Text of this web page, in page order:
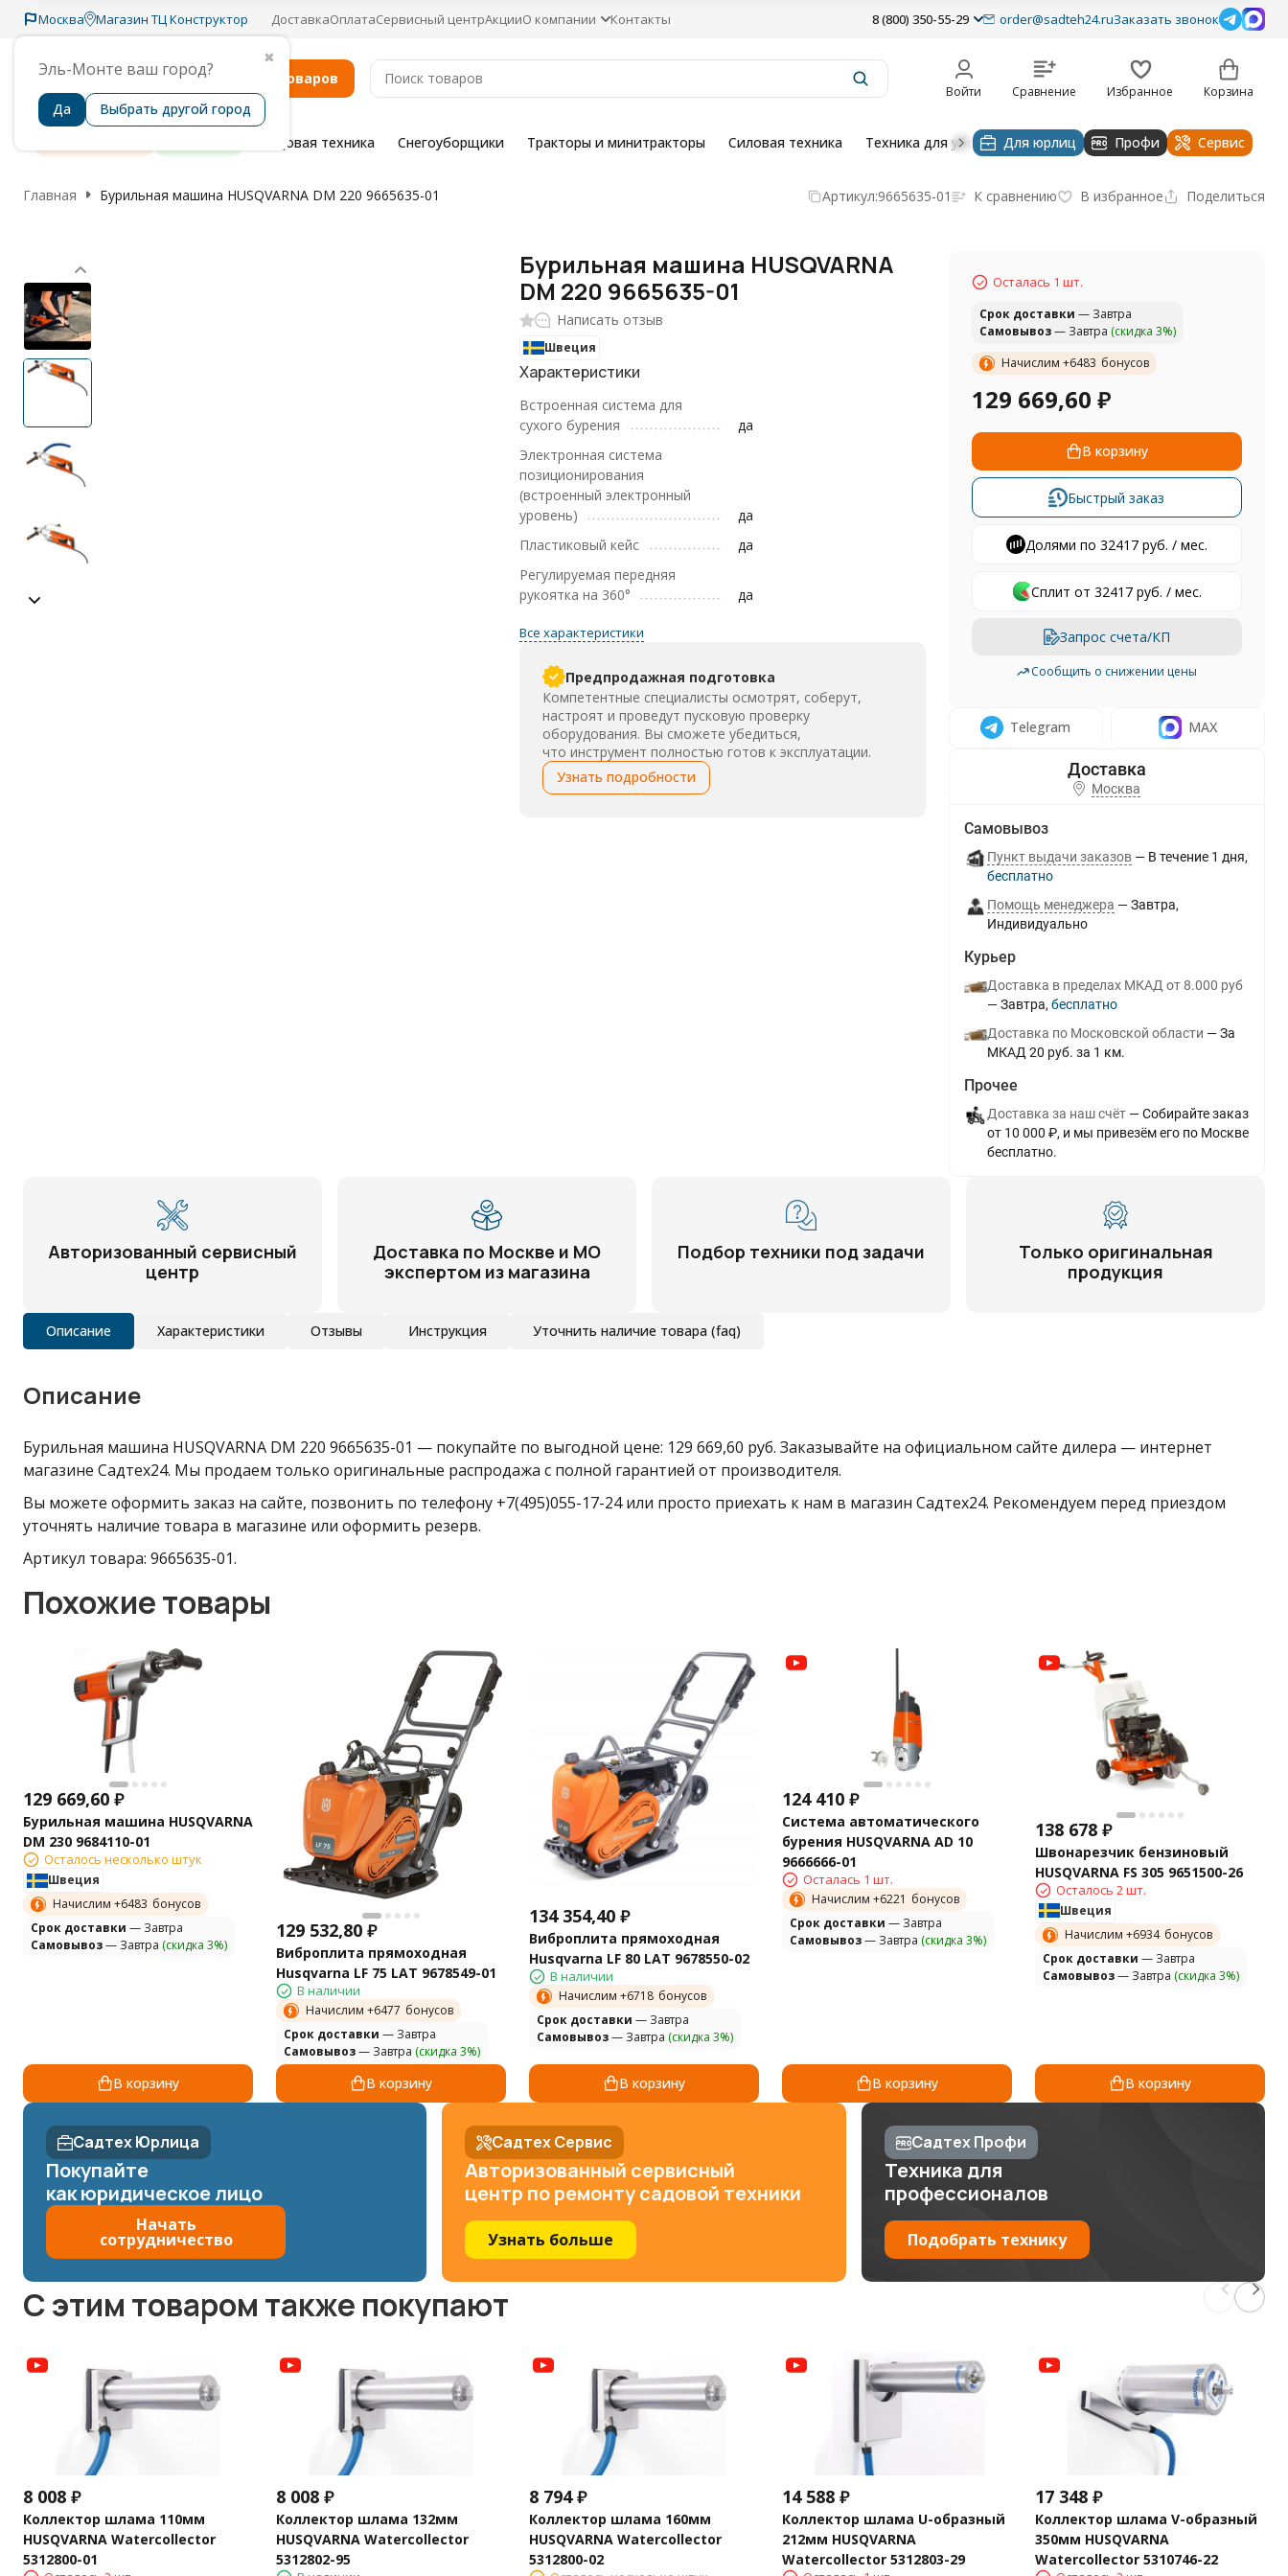
Москва
✖
Эль-Монте ваш город?
Да Выбрать другой город
Магазин ТЦ Конструктор ДоставкаОплатаСервисный центрАкцииО компании Контакты 8 (800) 350-55-29 order@sadteh24.ruЗаказать звонок
Каталог товаров
Войти Сравнение Избранное Корзина
Садовая техника Снегоуборщики Тракторы и минитракторы Силовая техника Техника для уборки Строительная техника
Для юрлиц Профи Сервис
Главная Бурильная машина HUSQVARNA DM 220 9665635-01 Артикул:9665635-01 К сравнению В избранное Поделиться
Бурильная машина HUSQVARNA
DM 220 9665635-01
Написать отзыв
Швеция
Характеристики
Встроенная система для
сухого бурения
да
Электронная система
позиционирования
(встроенный электронный
уровень)
да
Пластиковый кейс
да
Регулируемая передняя
рукоятка на 360°
да
Все характеристики
Предпродажная подготовка
Компетентные специалисты осмотрят, соберут,
настроят и проведут пусковую проверку
оборудования. Вы сможете убедиться,
что инструмент полностью готов к эксплуатации.
Узнать подробности
Осталась 1 шт.
Cрок доставки — Завтра
Самовывоз— Завтра (скидка 3%)
Начислим +6483 бонусов
129 669,60 ₽
В корзину
Быстрый заказ
Долями по 32417 руб. / мес.
Сплит от 32417 руб. / мес.
Запрос счета/КП
Сообщить о снижении цены
Telegram MAX
Москва
Самовывоз
Пункт выдачи заказов В течение 1 дня
Бесплатно
Помощь менеджера
Завтра
Индивидуально
Курьер
Доставка в пределах МКАД от 8.000 руб
Завтра
Бесплатно
Доставка по Московской области
За
МКАД 20 руб. за 1 км.
Прочее
Доставка за наш счёт
Собирайте заказ
от 10 000 ₽, и мы привезём его по Москве
бесплатно.
Авторизованный сервисный
центр
Доставка по Москве и МО
экспертом из магазина
Подбор техники под задачи
Только оригинальная
продукция
Описание Характеристики Отзывы Инструкция Уточнить наличие товара (faq)
Описание
Бурильная машина HUSQVARNA DM 220 9665635-01 — покупайте по выгодной цене: 129 669,60 руб. Заказывайте на официальном сайте дилера — интернет
магазине Садтех24. Мы продаем только оригинальные распродажа с полной гарантией от производителя.
Вы можете оформить заказ на сайте, позвонить по телефону +7(495)055-17-24 или просто приехать к нам в магазин Садтех24. Рекомендуем перед приездом
уточнять наличие товара в магазине или оформить резерв.
Артикул товара: 9665635-01.
Похожие товары
129 669,60 ₽
Бурильная машина HUSQVARNA
DM 230 9684110-01
Осталось несколько штук
Швеция
Начислим +6483 бонусов
Cрок доставки — Завтра
Самовывоз— Завтра (скидка 3%)
В корзину
129 532,80 ₽
Виброплита прямоходная
Husqvarna LF 75 LAT 9678549-01
В наличии
Начислим +6477 бонусов
Cрок доставки — Завтра
Самовывоз— Завтра (скидка 3%)
В корзину
134 354,40 ₽
Виброплита прямоходная
Husqvarna LF 80 LAT 9678550-02
В наличии
Начислим +6718 бонусов
Cрок доставки — Завтра
Самовывоз— Завтра (скидка 3%)
В корзину
124 410 ₽
Система автоматического
бурения HUSQVARNA AD 10
9666666-01
Осталась 1 шт.
Начислим +6221 бонусов
Cрок доставки — Завтра
Самовывоз— Завтра (скидка 3%)
В корзину
138 678 ₽
Швонарезчик бензиновый
HUSQVARNA FS 305 9651500-26
Осталось 2 шт.
Швеция
Начислим +6934 бонусов
Cрок доставки — Завтра
Самовывоз— Завтра (скидка 3%)
В корзину
Садтех Юрлица
Покупайте
как юридическое лицо
Начать
сотрудничество
Садтех Сервис
Авторизованный сервисный
центр по ремонту садовой техники
Узнать больше
Садтех Профи
Техника для
профессионалов
Подобрать технику
C этим товаром также покупают
8 008 ₽
Коллектор шлама 110мм
HUSQVARNA Watercollector
5312800-01
8 008 ₽
Коллектор шлама 132мм
HUSQVARNA Watercollector
5312802-95
8 794 ₽
Коллектор шлама 160мм
HUSQVARNA Watercollector
5312800-02
14 588 ₽
Коллектор шлама U-образный
212мм HUSQVARNA
Watercollector 5312803-29
17 348 ₽
Коллектор шлама V-образный
350мм HUSQVARNA
Watercollector 5310746-22